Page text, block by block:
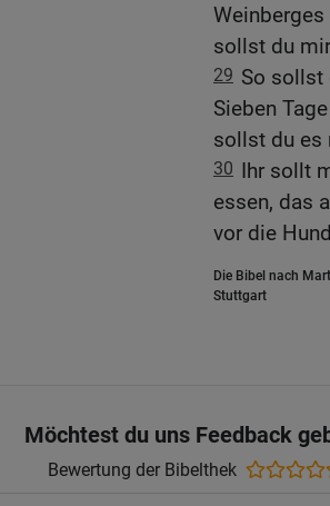
sollst du
29 So sollst
Sieben
sollst du es
30 Ihr sollt
essen, das
vor die
Die Bibel nach
Stuttgart
Möchtest du uns Feedback
Bewertung der Bibelthek